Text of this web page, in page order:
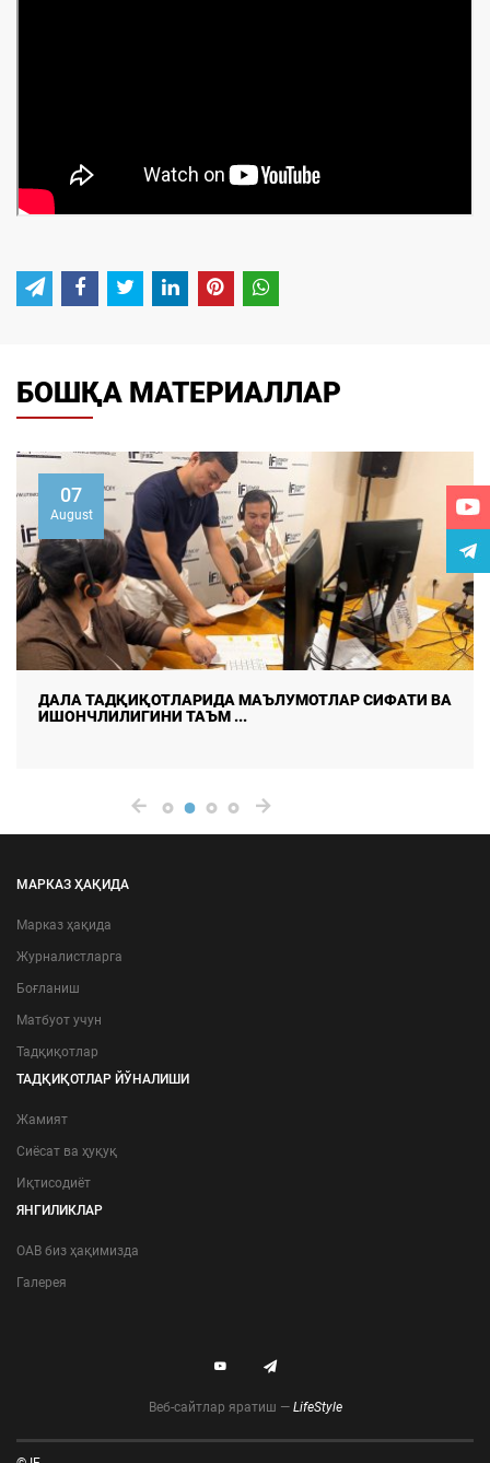
БОШҚА МАТЕРИАЛЛАР
07
August
ДАЛА ТАДҚИҚОТЛАРИДА МАЪЛУМОТЛАР СИФАТИ ВА
ИШОНЧЛИЛИГИНИ ТАЪМ ...
МАРКАЗ ҲАҚИДА
Марказ ҳақида
Журналистларга
Боғланиш
Матбуот учун
Тадқиқотлар
ТАДҚИҚОТЛАР ЙЎНАЛИШИ
Жамият
Сиёсат ва ҳуқуқ
Иқтисодиёт
ЯНГИЛИКЛАР
ОАВ биз ҳақимизда
Галерея
Веб-сайтлар яратиш — LifeStyle